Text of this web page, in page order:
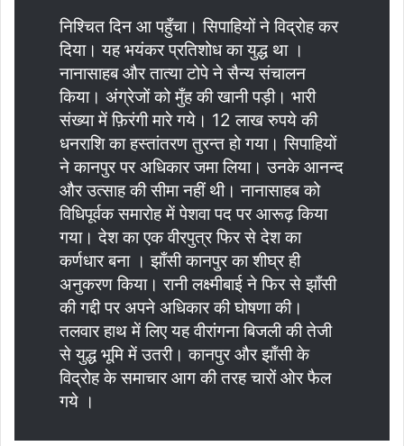
निश्चित दिन आ पहुँचा। सिपाहियों ने विद्रोह कर
दिया। यह भयंकर प्रतिशोध का युद्ध था ।
नानासाहब और तात्या टोपे ने सैन्य संचालन
किया। अंग्रेजों को मुँह की खानी पड़ी। भारी
संख्या में फ़िरंगी मारे गये। 12 लाख रुपये की
धनराशि का हस्तांतरण तुरन्त हो गया। सिपाहियों
ने कानपुर पर अधिकार जमा लिया। उनके आनन्द
और उत्साह की सीमा नहीं थी। नानासाहब को
विधिपूर्वक समारोह में पेशवा पद पर आरूढ़ किया
गया। देश का एक वीरपुत्र फिर से देश का
कर्णधार बना । झाँसी कानपुर का शीघ्र ही
अनुकरण किया। रानी लक्ष्मीबाई ने फिर से झाँसी
की गद्दी पर अपने अधिकार की घोषणा की।
तलवार हाथ में लिए यह वीरांगना बिजली की तेजी
से युद्ध भूमि में उतरी। कानपुर और झाँसी के
विद्रोह के समाचार आग की तरह चारों ओर फैल
गये ।